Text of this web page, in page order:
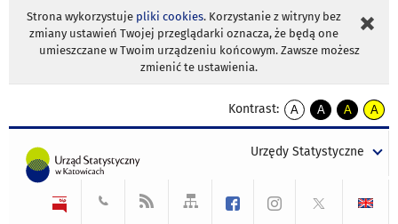
Strona wykorzystuje pliki cookies. Korzystanie z witryny bez
zmiany ustawień Twojej przeglądarki oznacza, że będą one
umieszczane w Twoim urządzeniu końcowym. Zawsze możesz
zmienić te ustawienia.
Kontrast:
A
kontrast
A
kontrast
tekst
czarnym
A
kontrast
tekst
czarnym
A
tekst
żółtym
Urzędy Statystyczne